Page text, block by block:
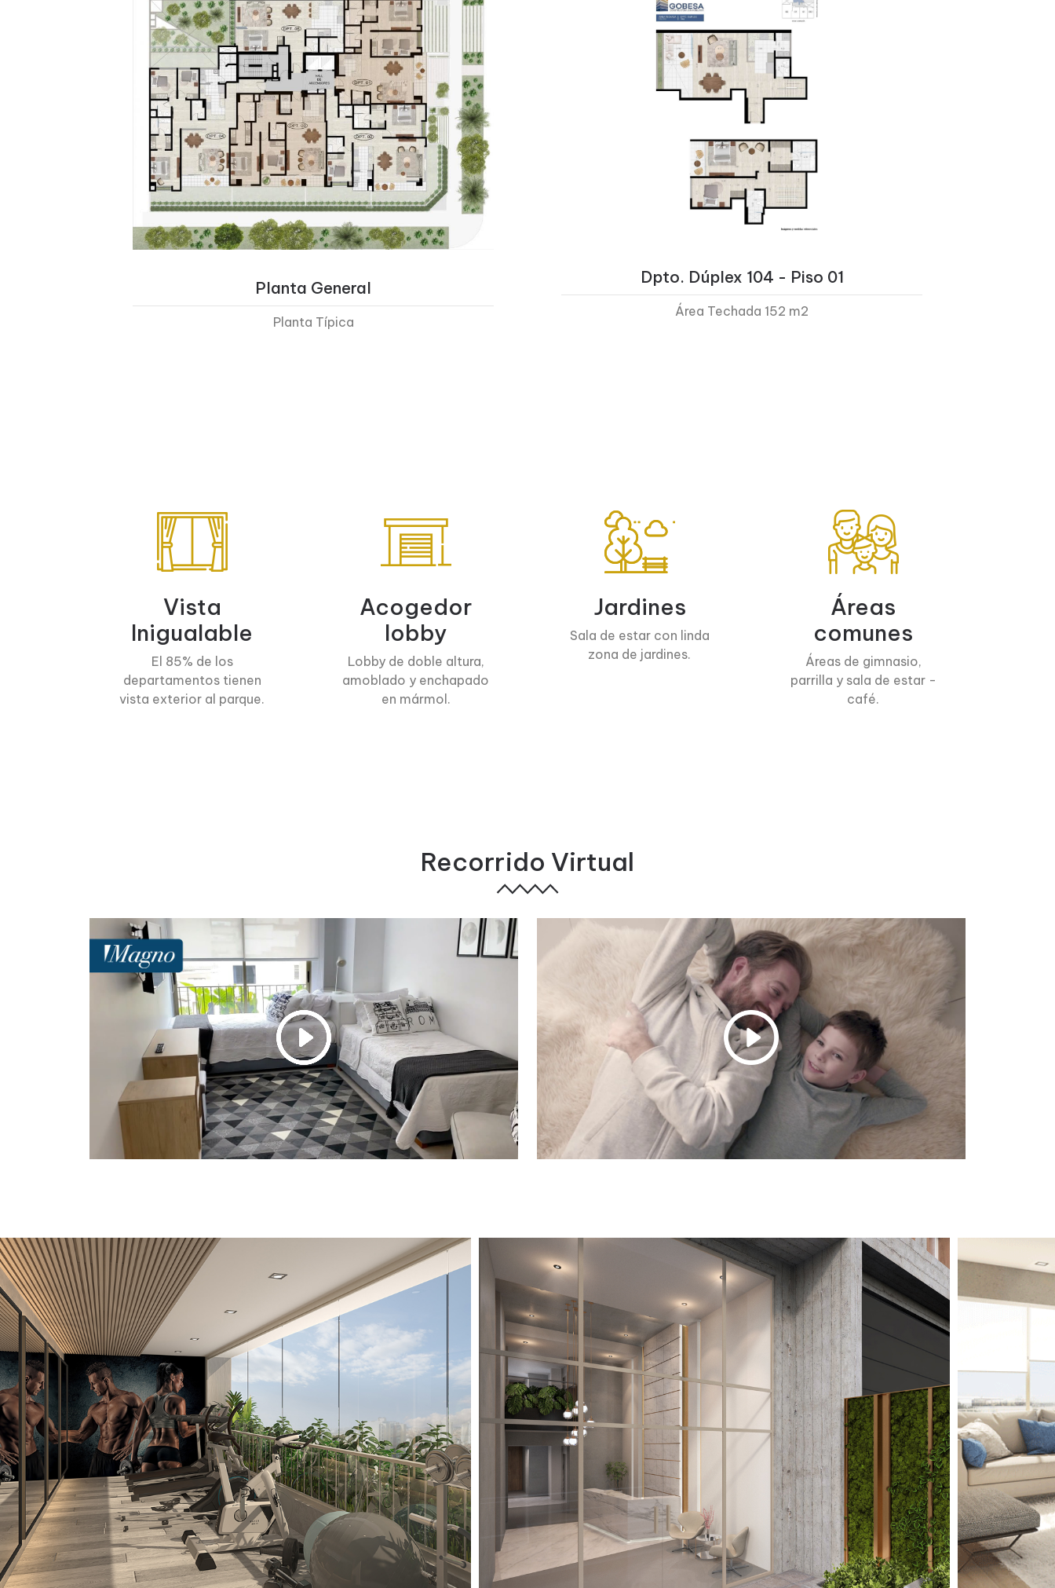
Planta General
Planta Típica
Dpto. Dúplex 104 - Piso 01
Área Techada 152 m2
Vista
Inigualable
El 85% de los
departamentos tienen
vista exterior al parque.
Acogedor
lobby
Lobby de doble altura,
amoblado y enchapado
en mármol.
Jardines
Sala de estar con linda
zona de jardines.
Áreas
comunes
Áreas de gimnasio,
parrilla y sala de estar -
café.
Recorrido Virtual